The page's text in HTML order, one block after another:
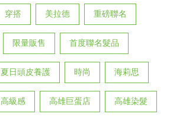
穿搭 美拉德 重磅聯名
限量販售 首度聯名髮品
夏日頭皮養護 時尚 海莉思
高級感 高雄巨蛋店 高雄染髮